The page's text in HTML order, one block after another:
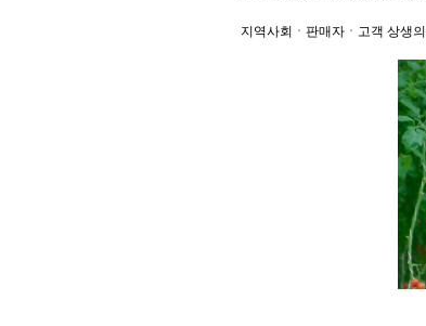
지역사회ㆍ판매자ㆍ고객 상생